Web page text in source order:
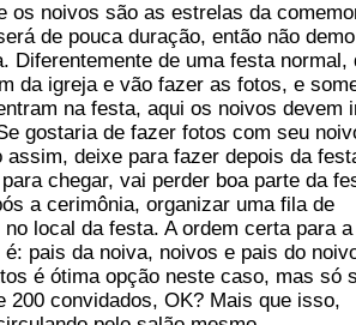
os noivos são as estrelas da
de pouca duração, então não
Diferentemente de uma festa normal,
da igreja e vão fazer as fotos, e
na festa, aqui os noivos devem
gostaria de fazer fotos com seu
assim, deixe para fazer depois da
chegar, vai perder boa parte da
a cerimônia, organizar uma fila de
local da festa. A ordem certa para
pais da noiva, noivos e pais do
é ótima opção neste caso, mas só
200 convidados, OK? Mais que isso,